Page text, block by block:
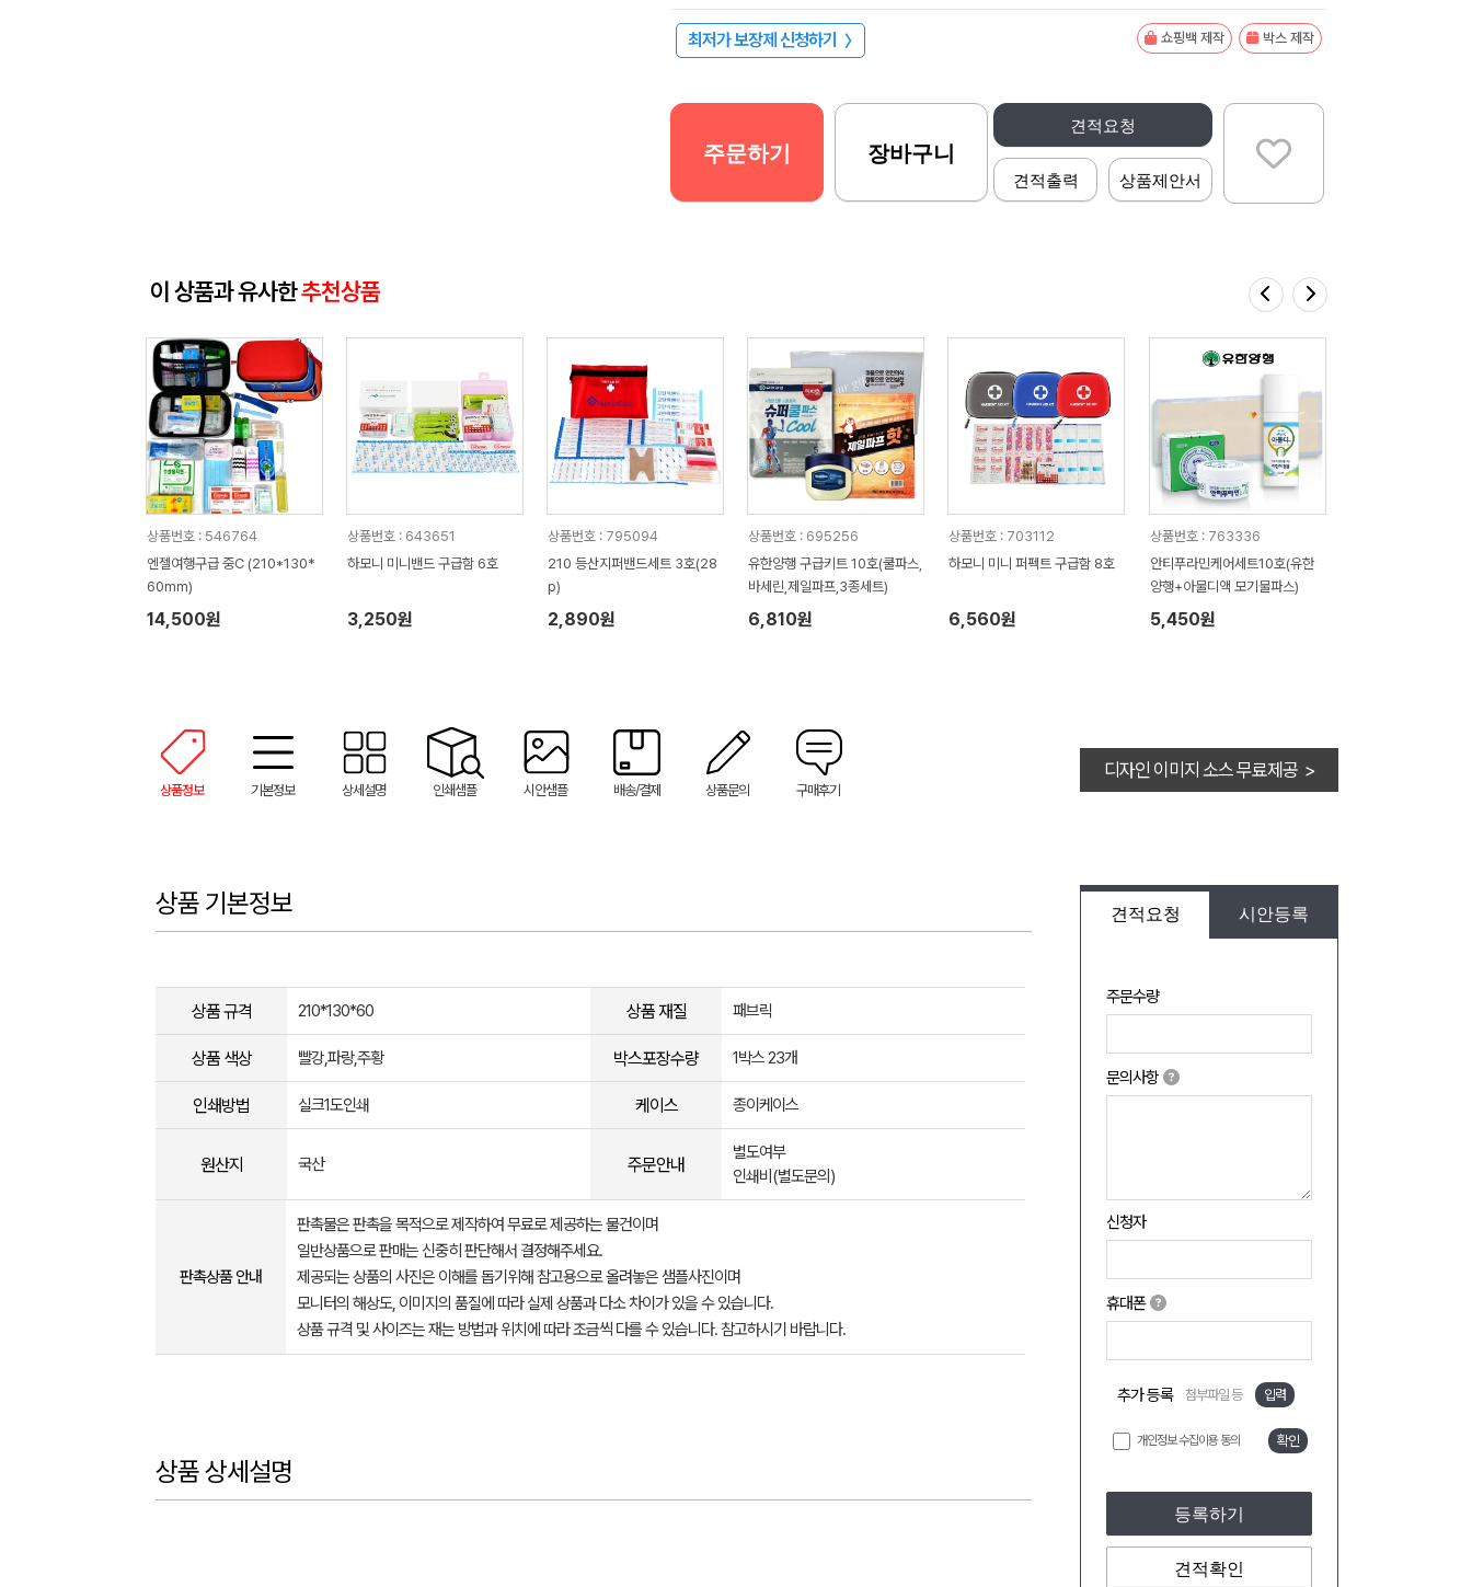
최저가 보장제 신청하기 〉 쇼핑백 제작 박스 제작
견적요청
견적출력 상품제안서
주문하기 장바구니
이 상품과 유사한추천상품
상품번호 : 546764
엔젤여행구급 중C (210*130*
60mm)
14,500원
상품번호 : 643651
하모니 미니밴드 구급함 6호
3,250원
상품번호 : 795094
210 등산지퍼밴드세트 3호(28
p)
2,890원
상품번호 : 695256
유한양행 구급키트 10호(쿨파스,
바세린,제일파프,3종세트)
6,810원
상품번호 : 703112
하모니 미니 퍼펙트 구급함 8호
6,560원
상품번호 : 763336
안티푸라민케어세트10호(유한
양행+아물디액 모기물파스)
5,450원
상품정보 기본정보 상세설명 인쇄샘플 시안샘플 배송/결제 상품문의 구매후기
디자인 이미지 소스 무료제공 >
견적요청 시안등록
주문수량
문의사항
신청자
휴대폰
추가 등록 첨부파일 등 입력
개인정보 수집이용 동의 확인
등록하기
견적확인
상품 기본정보
상품 규격 210*130*60 상품 재질 패브릭
상품 색상 빨강,파랑,주황 박스포장수량 1박스 23개
인쇄방법 실크1도인쇄 케이스 종이케이스
원산지 국산 주문안내
별도여부
인쇄비(별도문의)
판촉상품 안내
판촉물은 판촉을 목적으로 제작하여 무료로 제공하는 물건이며
일반상품으로 판매는 신중히 판단해서 결정해주세요.
제공되는 상품의 사진은 이해를 돕기위해 참고용으로 올려놓은 샘플사진이며
모니터의 해상도, 이미지의 품질에 따라 실제 상품과 다소 차이가 있을 수 있습니다.
상품 규격 및 사이즈는 재는 방법과 위치에 따라 조금씩 다를 수 있습니다. 참고하시기 바랍니다.
상품 상세설명